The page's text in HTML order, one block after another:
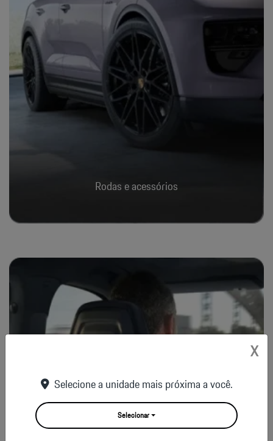
Rodas e acessórios
X
Selecione a unidade mais próxima a você.
Selecionar